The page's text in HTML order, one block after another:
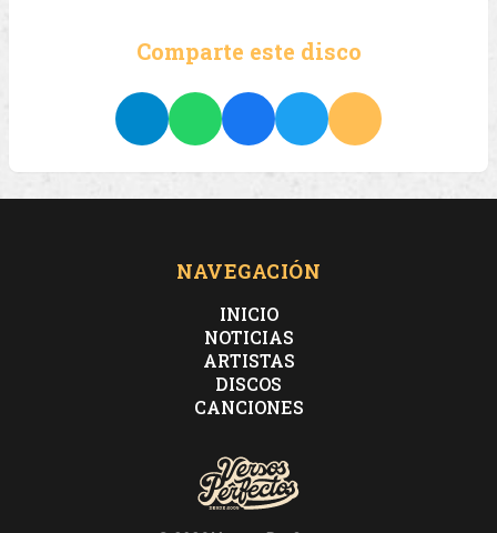
Comparte este disco
NAVEGACIÓN
INICIO
NOTICIAS
ARTISTAS
DISCOS
CANCIONES